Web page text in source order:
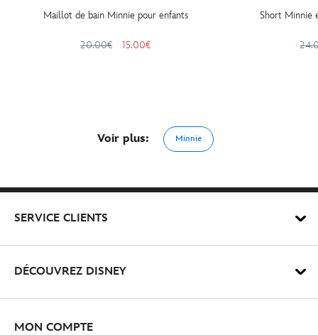
Maillot de bain Minnie pour enfants
20.00€ 15.00€
Short Minnie
Voir plus: Minnie
SERVICE CLIENTS
DÉCOUVREZ DISNEY
MON COMPTE